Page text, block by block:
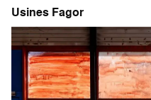
Usines Fagor